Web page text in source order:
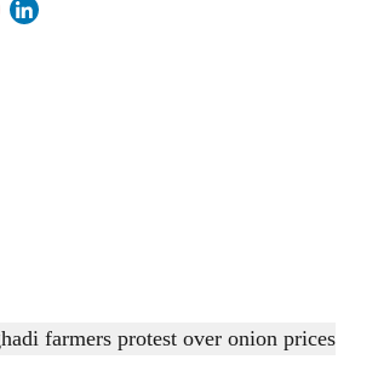
protest over onion prices-Agrowon